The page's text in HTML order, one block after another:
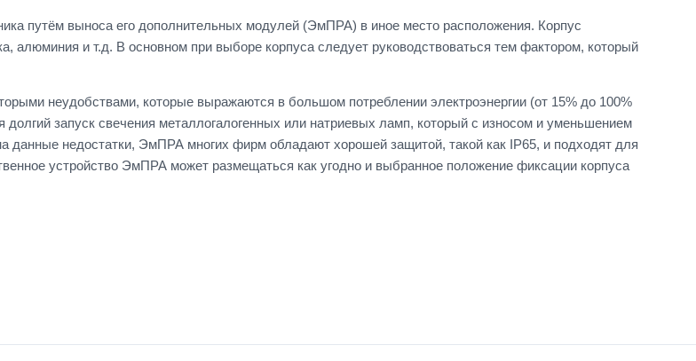
путём выноса его дополнительных модулей (ЭмПРА) в иное место расположения. Корпус
алюминия и т.д. В основном при выборе корпуса следует руководствоваться тем фактором, который
неудобствами, которые выражаются в большом потреблении электроэнергии (от 15% до 100%
запуск свечения металлогалогенных или натриевых ламп, который с износом и уменьшением
данные недостатки, ЭмПРА многих фирм обладают хорошей защитой, такой как IP65, и подходят для
устройство ЭмПРА может размещаться как угодно и выбранное положение фиксации корпуса